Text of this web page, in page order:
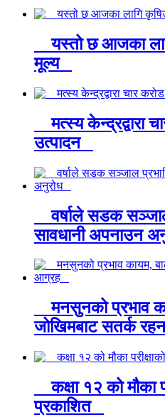
यस्तो छ आजका
मूल्य
मत्स्य केन्द्रद्वारा
उत्पादन
वर्षाले सडक सञ्जाल
सावधानी अपनाउन
मनसुनको प्रभाव
जोखिमबाट सतर्क
कक्षा १२ को मौका
प्रकाशित